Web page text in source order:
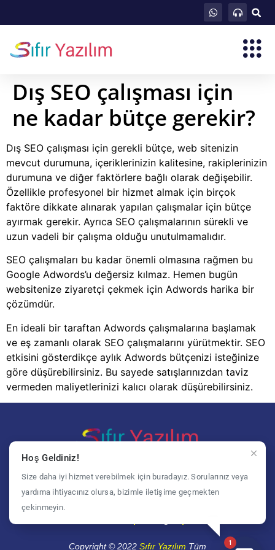
Dış SEO çalışması için
ne kadar bütçe gerekir?
Dış SEO çalışması için gerekli bütçe, web sitenizin
mevcut durumuna, içeriklerinizin kalitesine, rakiplerinizin
durumuna ve diğer faktörlere bağlı olarak değişebilir.
Özellikle profesyonel bir hizmet almak için birçok
faktöre dikkate alınarak yapılan çalışmalar için bütçe
ayırmak gerekir. Ayrıca SEO çalışmalarının sürekli ve
uzun vadeli bir çalışma olduğu unutulmamalıdır.
SEO çalışmaları bu kadar önemli olmasına rağmen bu
Google Adwords’u değersiz kılmaz. Hemen bugün
websitenize ziyaretçi çekmek için Adwords harika bir
çözümdür.
En ideali bir taraftan Adwords çalışmalarına başlamak
ve eş zamanlı olarak SEO çalışmalarını yürütmektir. SEO
etkisini gösterdikçe aylık Adwords bütçenizi isteğinize
göre düşürebilirsiniz. Bu sayede satışlarınızdan taviz
vermeden maliyetlerinizi kalıcı olarak düşürebilirsiniz.
Anasayfa Hizmetlerimiz
Copyright © 2022 Sıfır Yazılım Tüm 1
Hoş Geldiniz!
Size daha iyi hizmet verebilmek için buradayız. Sorularınız veya
yardıma ihtiyacınız olursa, bizimle iletişime geçmekten
çekinmeyin.